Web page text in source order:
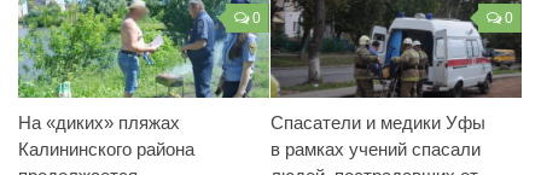
0
На «диких» пляжах
Калининского района
0
Спасатели и медики Уфы
в рамках учений спасали